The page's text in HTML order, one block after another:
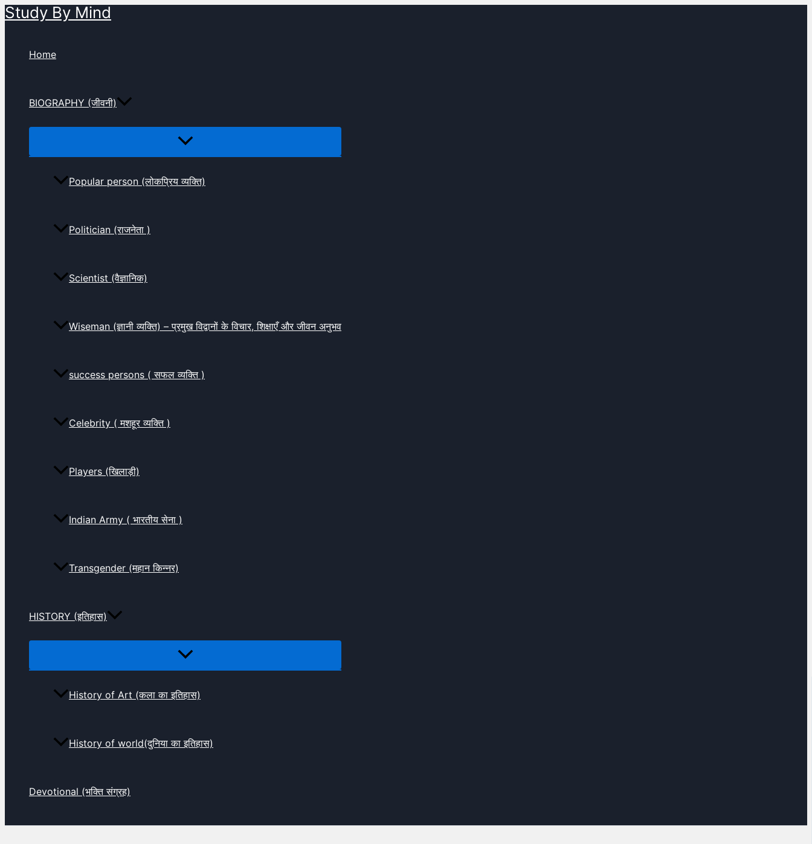
Skip
Study By Mind
Home
BIOGRAPHY (जीवनी)
Popular person (लोकप्रिय व्यक्ति)
Politician (राजनेता )
Scientist (वैज्ञानिक)
Wiseman (ज्ञानी व्यक्ति) – प्रमुख विद्वानों के विचार, शिक्षाएँ और जीवन अनुभव
success persons ( सफल व्यक्ति )
Celebrity ( मशहूर व्यक्ति )
Players (खिलाड़ी)
Indian Army ( भारतीय सेना )
Transgender (महान किन्नर)
HISTORY (इतिहास)
History of Art (कला का इतिहास)
History of world(दुनिया का इतिहास)
Devotional (भक्ति संग्रह)